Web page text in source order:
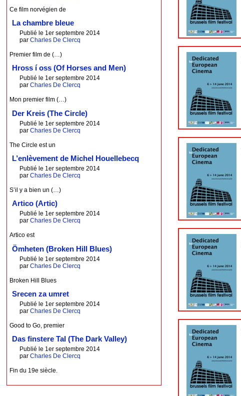
Ce film norvégien de
La chambre bleue
Publié le 1er septembre 2014
parCharles De Clercq
Premier film de (…)
Hross í oss (Of Horses and Men)
Publié le 1er septembre 2014
parCharles De Clercq
Mon premier film (…)
Der Kreis (The Circle)
Publié le 1er septembre 2014
parCharles De Clercq
The Circle est un
L’enlèvement de Michel Houellebecq
Publié le 1er septembre 2014
parCharles De Clercq
S’il y a bien un (…)
Artico (Artic)
Publié le 1er septembre 2014
parCharles De Clercq
Artico est
Ömheten (Broken Hill Blues)
Publié le 1er septembre 2014
parCharles De Clercq
Broken Hill Blues
Srecen za umret
Publié le 1er septembre 2014
parCharles De Clercq
Good to Go, premier
Das finstere Tal (The Dark Valley)
Publié le 1er septembre 2014
parCharles De Clercq
Fin du 19e siècle.